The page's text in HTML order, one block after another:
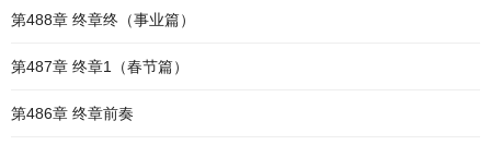
第488章 终章终（事业篇）
第487章 终章1（春节篇）
第486章 终章前奏